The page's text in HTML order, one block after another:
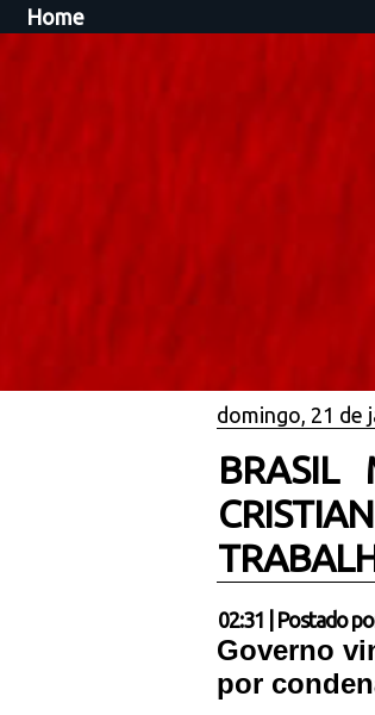
Home
domingo, 21 de
BRASIL
02:31 Postado
Governo
por